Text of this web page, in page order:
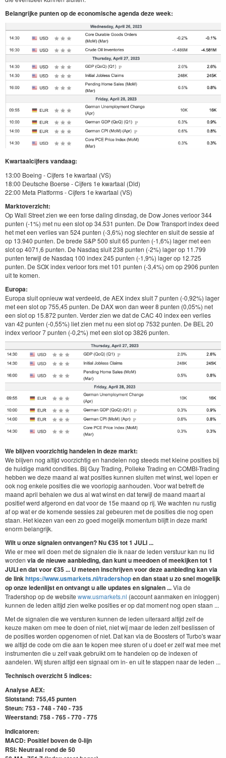
Belangrijke punten op de economische agenda deze week:
Kwartaalcijfers vandaag:
13:00 Boeing - Cijfers 1e kwartaal (VS)
18:00 Deutsche Boerse - Cijfers 1e kwartaal (Dld)
22:00 Meta Platforms - Cijfers 1e kwartaal (VS)
Marktoverzicht:
Op Wall Street zien we een forse daling dinsdag, de Dow Jones verloor 344
punten (-1%) met nu een slot op 34.531 punten. De Dow Transport index deed
het met een verlies van 524 punten (-3,6%) nog slechter en sluit de sessie af
op 13.940 punten. De brede S&P 500 sluit 65 punten (-1,6%) lager met een
slot op 4071,6 punten. De Nasdaq sluit 238 punten (-2%) lager op 11.799
punten terwijl de Nasdaq 100 index 245 punten (-1,9%) lager op 12.725
punten. De SOX index verloor fors met 101 punten (-3,4%) om op 2906 punten
uit te komen.
Europa:
Europa sluit opnieuw wat verdeeld, de AEX index sluit 7 punten (-0,92%) lager
met een slot op 755,45 punten. De DAX won dan weer 8 punten (0,05%) net
een slot op 15.872 punten. Verder zien we dat de CAC 40 index een verlies
van 42 punten (-0,55%) liet zien met nu een slot op 7532 punten. De BEL 20
index verloor 7 punten (-0,2%) met een slot op 3826 punten.
We blijven voorzichtig handelen in deze markt:
We blijven nog altijd voorzichtig en handelen nog steeds met kleine posities bij
de huidige markt condities. Bij Guy Trading, Polleke Trading en COMBI-Trading
hebben we deze maand al wat posities kunnen sluiten met winst, wel lopen er
ook nog enkele posities die we voorlopig aanhouden. Voor wat betreft de
maand april behalen we dus al wat winst en dat terwijl de maand maart al
positief werd afgerond en dat voor de 15e maand op rij. We wachten nu rustig
af op wat er de komende sessies zal gebeuren met de posities die nog open
staan. Het kiezen van een zo goed mogelijk momentum blijft in deze markt
enorm belangrijk.
Wilt u onze signalen ontvangen? Nu €35 tot 1 JULI ...
Wie er mee wil doen met de signalen die ik naar de leden verstuur kan nu lid
worden via de nieuwe aanbieding, dan kunt u meedoen of meekijken tot 1
JULIen datvoor €35 ... U meteen inschrijven voor deze aanbieding kan via
de linkhttps://www.usmarkets.nl/tradershopen dan staat u zo snel mogelijk
op onze ledenlijst en ontvangt u alle updates en signalen ...Via de
Tradershop op de website www.usmarkets.nl (account aanmaken en inloggen)
kunnen de leden altijd zien welke posities er op dat moment nog open staan ...
Met de signalen die we versturen kunnen de leden uiteraard altijd zelf de
keuze maken om mee te doen of niet, niet wij maar de leden zelf beslissen of
de posities worden opgenomen of niet. Dat kan via de Boosters of Turbo's waar
we altijd de code om die aan te kopen mee sturen of u doet er zelf wat mee met
instrumenten die u zelf vaak gebruikt om te handelen op de indexen of
aandelen. Wij sturen altijd een signaal om in- en uit te stappen naar de leden ...
Technisch overzicht 5 indices:
Analyse AEX:
Slotstand: 755,45 punten
Steun: 753 - 748 - 740 - 735
Weerstand: 758 - 765 - 770 - 775
Indicatoren:
MACD: Positief bovende 0-lijn
RSI: Neutraal rond de 50